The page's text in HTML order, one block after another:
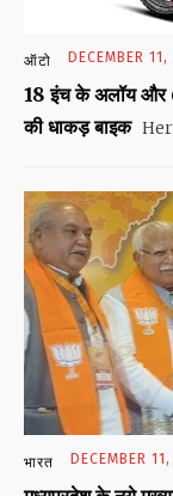
ऑटो DECEMBER
18 इंच के अलॉय
की धाकड़ बाइक
भारत DECEMBER